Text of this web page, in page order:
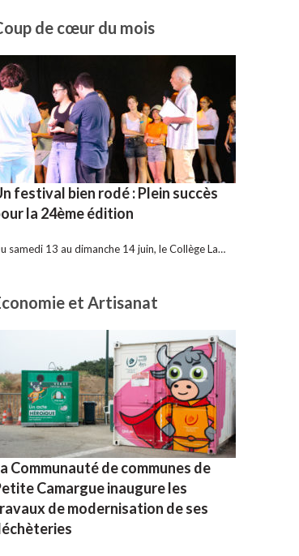
de cœur du mois
festival bien rodé : Plein succès
la 24ème édition
samedi 13 au dimanche 14 juin, le Collège La…
et Artisanat
Communauté de communes de
Camargue inaugure les
de modernisation de ses